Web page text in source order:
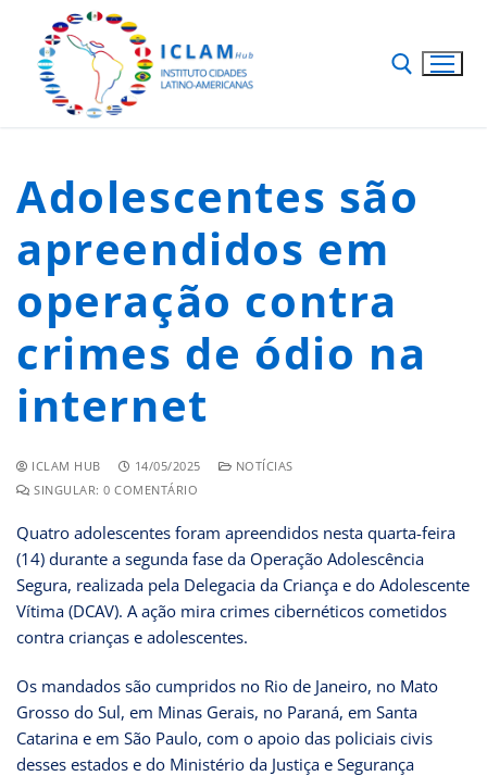
Adolescentes são
apreendidos em
operação contra
crimes de ódio na
internet
ICLAM HUB 14/05/2025
NOTÍCIAS
SINGULAR: 0 COMENTÁRIO
Quatro adolescentes foram apreendidos nesta quarta-feira
(14) durante a segunda fase da Operação Adolescência
Segura, realizada pela Delegacia da Criança e do Adolescente
Vítima (DCAV). A ação mira crimes cibernéticos cometidos
contra crianças e adolescentes.
Os mandados são cumpridos no Rio de Janeiro, no Mato
Grosso do Sul, em Minas Gerais, no Paraná, em Santa
Catarina e em São Paulo, com o apoio das policiais civis
desses estados e do Ministério da Justiça e Segurança